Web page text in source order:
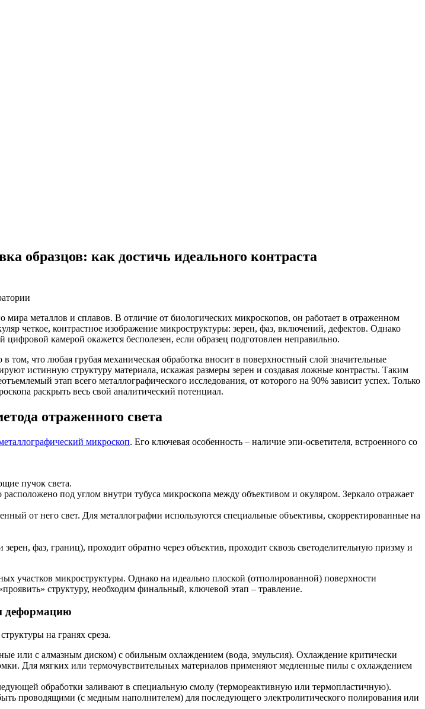
образцов: как достичь идеального контраста
металлов и сплавов. В отличие от биологических микроскопов, он работает в отраженном
четкое, контрастное изображение микроструктуры: зерен, фаз, включений, дефектов. Однако
камерой окажется бесполезен, если образец подготовлен неправильно.
том, что любая грубая механическая обработка вносит в поверхностный слой значительные
истинную структуру материала, искажая размеры зерен и создавая ложные контрасты. Таким
этап всего металлографического исследования, от которого на 90% зависит успех. Только
раскрыть весь свой аналитический потенциал.
отраженного света
микроскоп. Его ключевая особенность – наличие эпи-осветителя, встроенного со
пучок света.
под углом внутри тубуса микроскопа между объективом и окуляром. Зеркало отражает
от него свет. Для металлографии используются специальные объективы, скорректированные на
фаз, границ), проходит обратно через объектив, проходит сквозь светоделительную призму и
участков микроструктуры. Однако на идеально плоской (отполированной) поверхности
структуру, необходим финальный, ключевой этап – травление.
деформацию
на гранях среза.
или с алмазным диском) с обильным охлаждением (вода, эмульсия). Охлаждение критически
Для мягких или термочувствительных материалов применяют медленные пилы с охлаждением
обработки заливают в специальную смолу (термореактивную или термопластичную).
проводящими (с медным наполнителем) для последующего электролитического полирования или